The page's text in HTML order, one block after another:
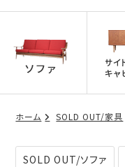
ホーム SOLD OUT/家具
SOLD OUT/ソファ